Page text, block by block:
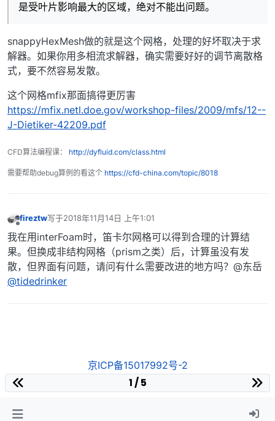
是受叶片影响最大的区域，绝对不能出问题。
snappyHexMesh做的就是这个网格，处理的好坏取决于求
解器。如果你用多相流求解器，确实需要好好的调节离散格
式，要不然容易发散。
这个网格mfix那面搞得更厉害
https://mfix.netl.doe.gov/workshop-files/2009/mfs/12--
J-Dietiker-42209.pdf
CFD算法编程课： http://dyfluid.com/class.html
需要帮助debug算例的看这个 https://cfd-china.com/topic/8018
fireztw写于2018年11月14日 上午1:01
最后由 编辑
我在用interFoam时，笛卡尔网格可以得到合理的计算结
果。但换成非结构网格（prism之类）后，计算虽没有发
散，但界面有问题，请问有什么需要改进的地方吗？@东岳
@tidedrinker
京ICP备15017992号-2
1 / 5